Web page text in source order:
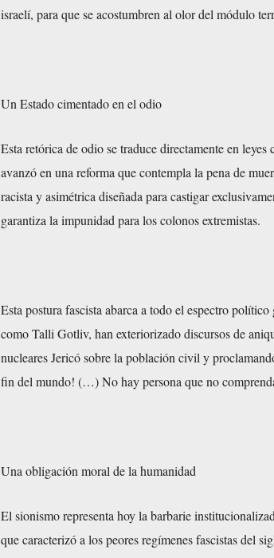
israelí, para que se acostumbren al olor del módulo
Un Estado cimentado en el odio
Esta retórica de odio se traduce directamente en
avanzó en una reforma que contempla la pena de
racista y asimétrica diseñada para castigar
garantiza la impunidad para los colonos extremistas.
Esta postura fascista abarca a todo el espectro
como Talli Gotliv, han exteriorizado discursos de
nucleares Jericó sobre la población civil y
fin del mundo! (…) No hay persona que no
Una obligación moral de la humanidad
El sionismo representa hoy la barbarie
que caracterizó a los peores regímenes fascistas del